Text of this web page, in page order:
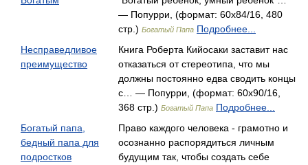
— Попурри, (формат: 60x84/16, 480
стр.) Богатый Папа Подробнее...
Несправедливое
преимущество
Книга Роберта Кийосаки заставит нас
отказаться от стереотипа, что мы
должны постоянно едва сводить концы
с… — Попурри, (формат: 60x90/16,
368 стр.) Богатый Папа Подробнее...
Богатый папа,
бедный папа для
подростков
Право каждого человека - грамотно и
осознанно распорядиться личным
будущим так, чтобы создать себе